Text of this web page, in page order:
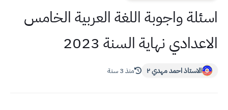
اسئلة واجوبة اللغة العربية الخامس
الاعدادي نهاية السنة 2023
الاستاذ احمد مهدي ٢ منذ 3 سنة